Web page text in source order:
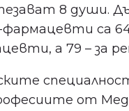
8 души.
са
а 79 – за
от